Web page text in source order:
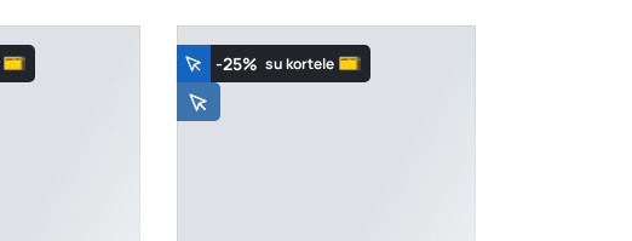
-25% su kortele